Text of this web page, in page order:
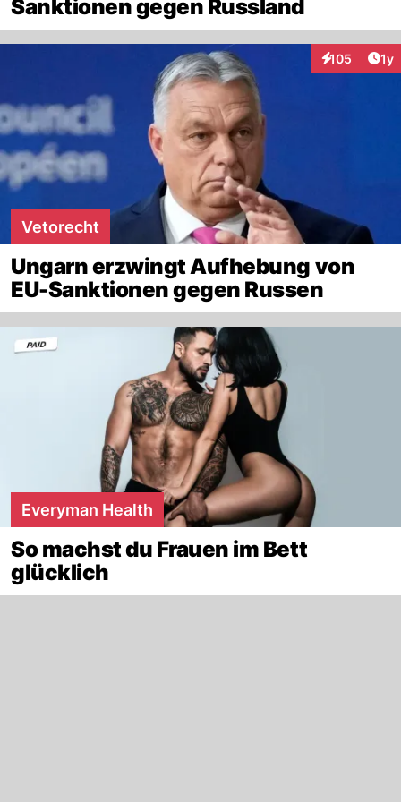
Sanktionen gegen Russland
105
Interaktionen
1y
Vetorecht
Ungarn erzwingt Aufhebung von
EU-Sanktionen gegen Russen
Everyman Health
So machst du Frauen im Bett
glücklich